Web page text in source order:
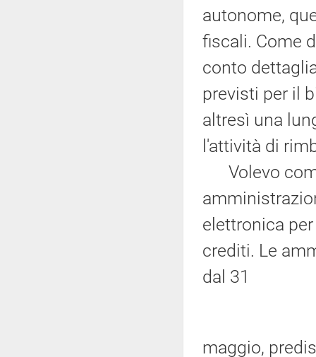
autonome,
fiscali. Come
conto
previsti per il
altresì una
l'attività di
Volevo
elettronica
crediti. Le
dal 31
maggio,